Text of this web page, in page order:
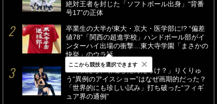
絶対王者を封じた「ソフトボール出身」“背番
号17”の正体
卒業生の大半が東大・京大・医学部に!? “偏差
値78”「関西の超進学校」ハンドボール部がイ
ンターハイ出場の衝撃…東大寺学園「まさかの
快挙」のウラ話
「（私たち）引退したんだっけ？」りくりゅ
う“異例のアイスショー”はなぜ画期的だった？
「世界的にも珍しい試み」打ち破った“フィギ
ュア界の通例”
ここから競技を選択できます ×